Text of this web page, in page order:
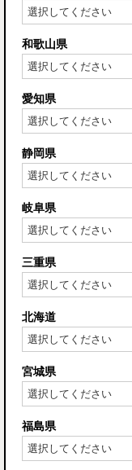
和歌山県
愛知県
静岡県
岐阜県
三重県
北海道
宮城県
福島県